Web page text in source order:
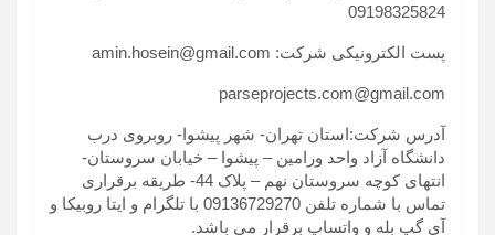
09198325824
پست الکترونیکی شرکت: amin.hosein@gmail.com
parseprojects.com@gmail.com
آدرس شرکت:استان تهران- شهر پیشوا- روبروی درب
دانشگاه آزاد واحد ورامین – پیشوا – خیابان سروستان-
انتهای کوچه سروستان نهم – پلاک 44- طریقه برقراری
تماس با شماره تلفن 09136729270 با تلگرام و ایتا روبیکا و
آی گپ بله و واتساپ برقرار می باشد.